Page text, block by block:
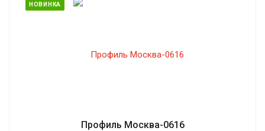
НОВИНКА
Профиль Москва-0616